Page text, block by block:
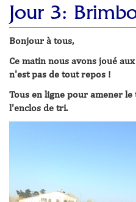
Jour 3:
Bonjour à tous,
Ce matin nous avons joué
n'est pas de tout repos !
Tous en ligne pour amener
l'enclos de tri.